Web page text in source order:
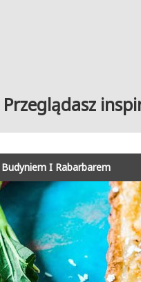
Przeglądasz
I Rabarbarem